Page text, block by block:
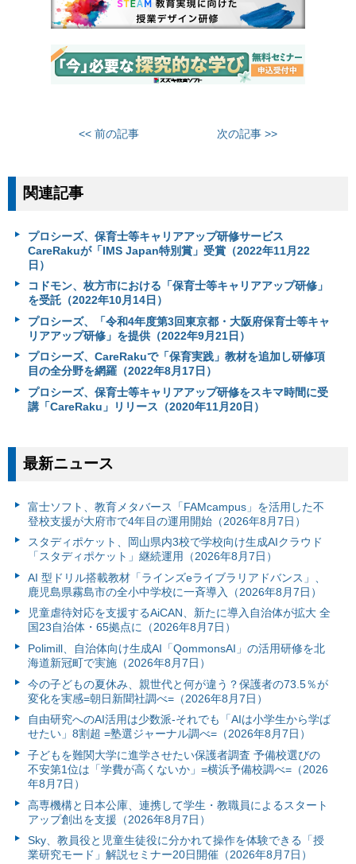
<< 前の記事 次の記事 >>
関連記事
プロシーズ、保育士等キャリアアップ研修サービス
CareRakuが「IMS Japan特別賞」受賞（2022年11月22
日）
コドモン、枚方市における「保育士等キャリアアップ研修」
を受託（2022年10月14日）
プロシーズ、「令和4年度第3回東京都・大阪府保育士等キャ
リアアップ研修」を提供（2022年9月21日）
プロシーズ、CareRakuで「保育実践」教材を追加し研修項
目の全分野を網羅（2022年8月17日）
プロシーズ、保育士等キャリアアップ研修をスキマ時間に受
講「CareRaku」リリース（2020年11月20日）
最新ニュース
富⼠ソフト、教育メタバース「FAMcampus」を活用した不
登校支援が大府市で4年目の運用開始（2026年8月7日）
スタディポケット、岡山県内3校で学校向け生成AIクラウド
「スタディポケット」継続運用（2026年8月7日）
AI 型ドリル搭載教材「ラインズeライブラリアドバンス」、
鹿児島県霧島市の全小中学校に一斉導入（2026年8月7日）
児童虐待対応を支援するAiCAN、新たに導入自治体が拡大 全
国23自治体・65拠点に（2026年8月7日）
Polimill、自治体向け生成AI「QommonsAI」の活用研修を北
海道新冠町で実施（2026年8月7日）
今の子どもの夏休み、親世代と何が違う？保護者の73.5％が
変化を実感=朝日新聞社調べ=（2026年8月7日）
自由研究へのAI活用は少数派-それでも「AIは小学生から学ば
せたい」8割超 =塾選ジャーナル調べ=（2026年8月7日）
子どもを難関大学に進学させたい保護者調査 予備校選びの
不安第1位は「学費が高くないか」=横浜予備校調べ=（2026
年8月7日）
高専機構と日本公庫、連携して学生・教職員によるスタート
アップ創出を支援（2026年8月7日）
Sky、教員役と児童生徒役に分かれて操作を体験できる「授
業研究モード」解説セミナー20日開催（2026年8月7日）